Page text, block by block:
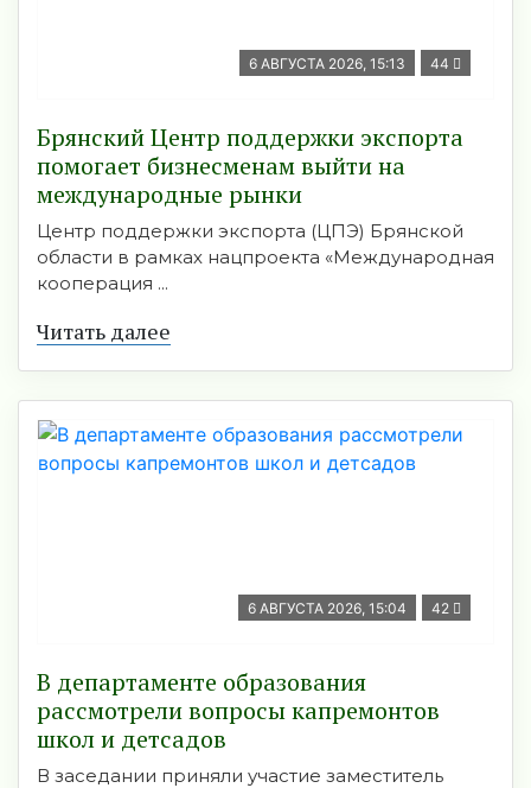
6 АВГУСТА 2026, 15:13 44
Брянский Центр поддержки экспорта
помогает бизнесменам выйти на
международные рынки
Центр поддержки экспорта (ЦПЭ) Брянской
области в рамках нацпроекта «Международная
кооперация ...
Читать далее
6 АВГУСТА 2026, 15:04 42
В департаменте образования
рассмотрели вопросы капремонтов
школ и детсадов
В заседании приняли участие заместитель